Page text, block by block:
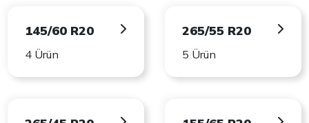
145/60 R20
4 Ürün
265/55 R20
5 Ürün